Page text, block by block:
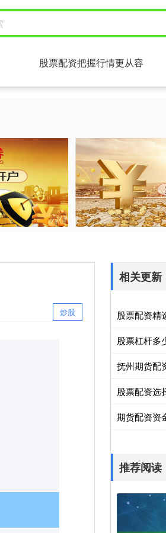
股票配资把握行情更从容
炒股
相关更新
股票配资精
股票杠杆多
抚州期货配
股票配资选
期货配资资
推荐阅读